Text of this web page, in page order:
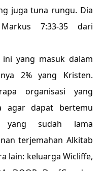
juga tuna rungu. Dia
7:33-35 dari
yang masuk dalam
2% yang Kristen.
organisasi yang
agar dapat bertemu
yang sudah lama
terjemahan Alkitab
lain: keluarga Wicliffe,